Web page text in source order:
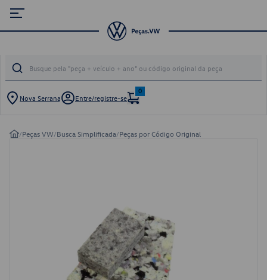
Nova Serrana Entre/registre-se
0
/Peças VW/Busca Simplificada/Peças por Código Original